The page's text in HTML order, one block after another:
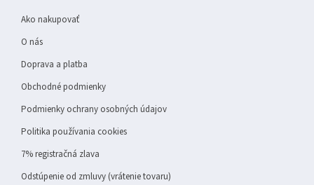
Ako nakupovať
O nás
Doprava a platba
Obchodné podmienky
Podmienky ochrany osobných údajov
Politika používania cookies
7% registračná zlava
Odstúpenie od zmluvy (vrátenie tovaru)